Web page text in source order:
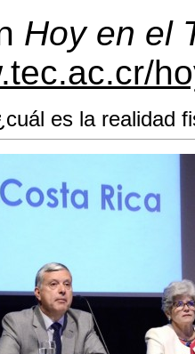
Hoy en el
es la realidad